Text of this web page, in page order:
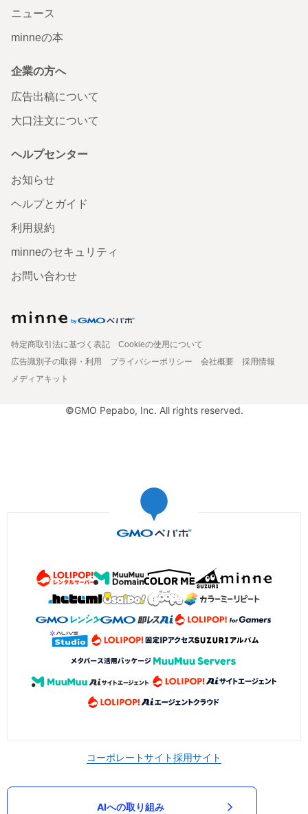
ニュース
minneの本
企業の方へ
広告出稿について
大口注文について
ヘルプセンター
お知らせ
ヘルプとガイド
利用規約
minneのセキュリティ
お問い合わせ
特定商取引法に基づく表記
Cookieの使用について
広告識別子の取得・利用
プライバシーポリシー 会社概要
採用情報
メディアキット
©GMO Pepabo, Inc. All rights reserved.
コーポレートサイト採用サイト
AIへの取り組み